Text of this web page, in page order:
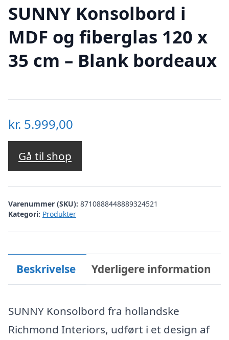
SUNNY Konsolbord i
MDF og fiberglas 120 x
35 cm – Blank bordeaux
kr. 5.999,00
Gå til shop
Varenummer (SKU): 8710888448889324521
Kategori: Produkter
Beskrivelse Yderligere information
SUNNY Konsolbord fra hollandske
Richmond Interiors, udført i et design af